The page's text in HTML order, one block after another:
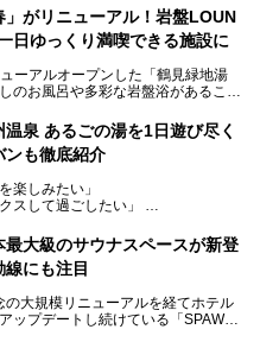
時を経て誕生した本施設は、温泉・
トネス・ラウンジ・レストランなど
“水春”のイメージをさらに進化させ
会に参加し、館内のこだわりポイン
ウナや160cmの深水風呂、没入感の
最大の台数を誇る最新AIフィットネ
満載の館内を詳しくご紹介します。
」がリニューアル！岩盤LOUN
日ゆっくり満喫できる施設に
ーアルオープンした「鶴見緑地湯
のお風呂や多彩な岩盤浴があること
所”としてパワーアップしています。
、新たに登場した瞑想サウナをはじ
。日常の疲れを癒やしたい方はもち
ごしたい方にもぴったりの内容とな
ューアル後の注目ポイントを詳しく
鶴見緑地湯元水春」に訪れる方や、
温泉 あるごの湯を1日遊び尽く
ンも徹底紹介
楽しみたい」
スして過ごしたい」
あるごの湯」です。
中市にある日帰り温浴施設で、阪急
を中心に、発汗・リラックス・漫画
時間滞在型の施設なので、一日中ゆ
最大級のサウナスペースが新登
にも注目
大規模リニューアルを経てホテル
ップデートし続けている「SPAWO